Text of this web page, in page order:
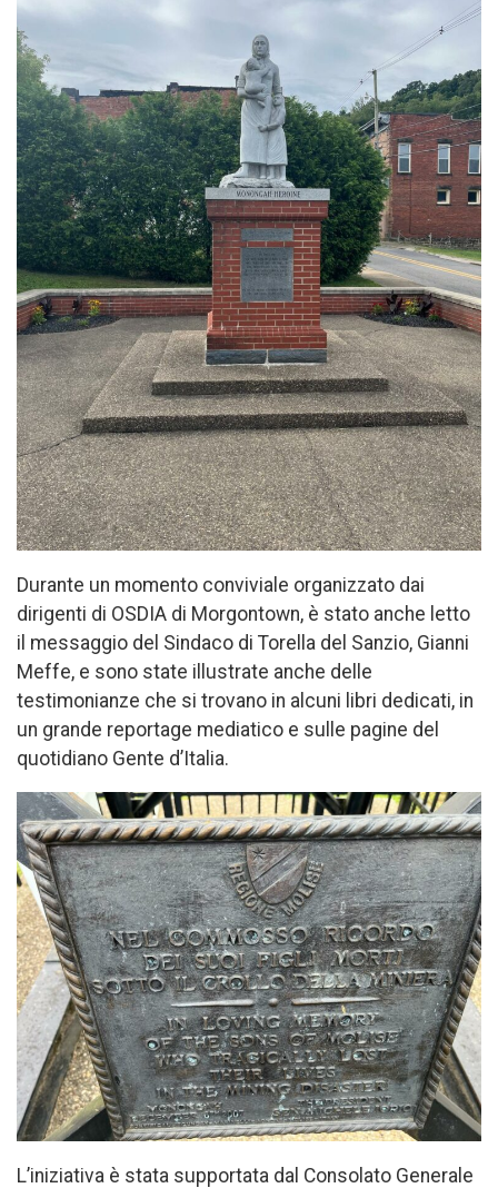
Durante un momento conviviale organizzato dai
dirigenti di OSDIA di Morgontown, è stato anche letto
il messaggio del Sindaco di Torella del Sanzio, Gianni
Meffe, e sono state illustrate anche delle
testimonianze che si trovano in alcuni libri dedicati, in
un grande reportage mediatico e sulle pagine del
quotidiano Gente d’Italia.
L’iniziativa è stata supportata dal Consolato Generale